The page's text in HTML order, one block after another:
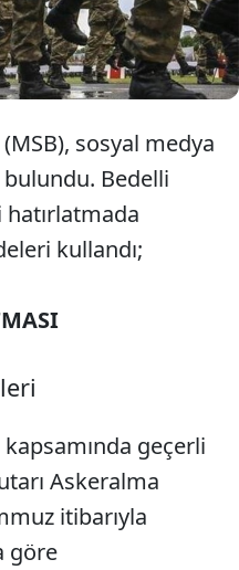
istedi.
sosyal medya
bulundu. Bedelli
kullandı;
Sesi Aç
geçerli
Askeralma
itibarıyla
göre